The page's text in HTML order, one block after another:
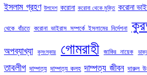
ইসলাম গ্রহণ উপদেশ করোনা করোনা থেকে মুক্তি করোনা
থেকে বাঁচতে করোনা ভাইরাস সম্পর্কে ইসলামের নির্দেশনা
অপব্যাখ্যা কুসংস্কার গোমরাহী জাকির নায়েক
তাবলীগ দাম্পত্য দাম্পত্য কলহ দাম্পত্য জীবন দারুল